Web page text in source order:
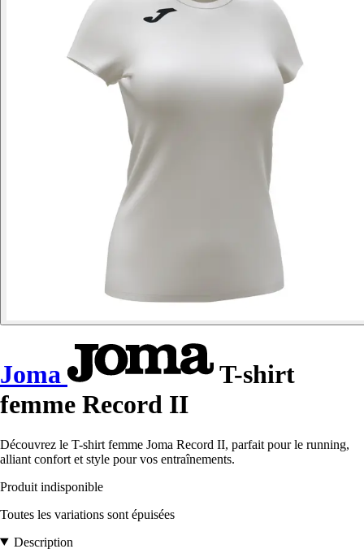
Joma
T-shirt
femme Record II
Découvrez le T-shirt femme Joma Record II, parfait pour le running,
alliant confort et style pour vos entraînements.
Produit indisponible
Toutes les variations sont épuisées
Description